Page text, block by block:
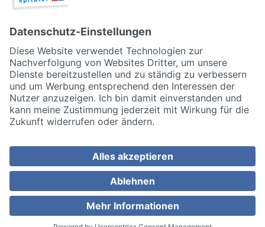
HEBSORG
Spital Club
Disclaimer/Datenschutz
Allgemeine Geschäftsbedingungen
Cookie Einstellungen
MEDIZINISCH TOP. MENSCHLICH NAH.